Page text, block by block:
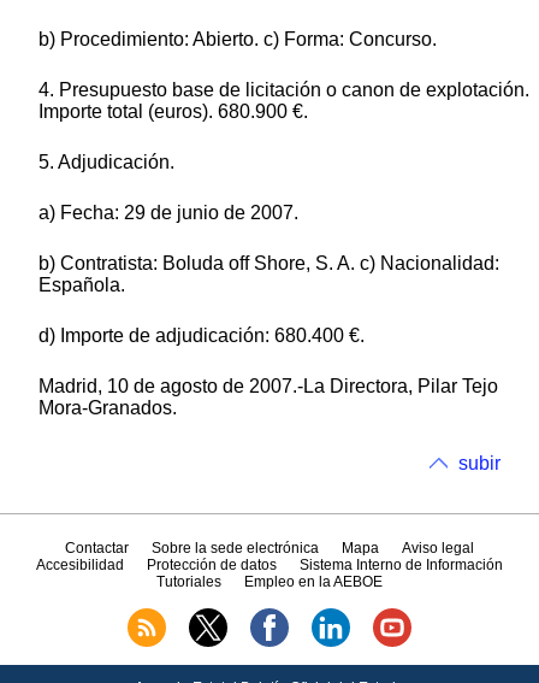
b) Procedimiento: Abierto. c) Forma: Concurso.
4. Presupuesto base de licitación o canon de explotación.
Importe total (euros). 680.900 €.
5. Adjudicación.
a) Fecha: 29 de junio de 2007.
b) Contratista: Boluda off Shore, S. A. c) Nacionalidad:
Española.
d) Importe de adjudicación: 680.400 €.
Madrid, 10 de agosto de 2007.-La Directora, Pilar Tejo
Mora-Granados.
subir
Contactar Sobre la sede electrónica Mapa
Aviso legal
Accesibilidad
Protección de datos
Sistema Interno de Información
Tutoriales
Empleo en la AEBOE